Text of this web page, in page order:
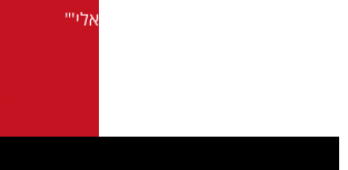
אלי'"